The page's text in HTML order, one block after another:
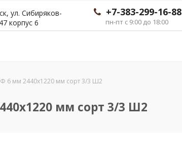
ул. Сибиряков-
корпус 6
+7-383-299-16-88
пн-пт с 9:00 до 18:00
6 мм 2440x1220 мм сорт 3/3 Ш2
мм сорт 3/3 Ш2